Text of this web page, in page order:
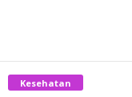
Kesehatan